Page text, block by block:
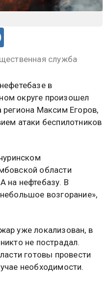
служба
в
округе произошел
Максим Егоров,
атаки беспилотников
области
на нефтебазу. В
возгорание»,
уже локализован, в
не пострадал.
готовы провести
необходимости.